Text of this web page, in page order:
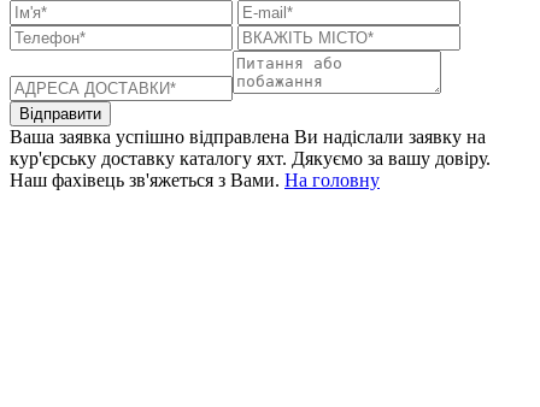
Відправити
Ваша заявка успішно відправлена Ви надіслали заявку на
кур'єрську доставку каталогу яхт. Дякуємо за вашу довіру.
Наш фахівець зв'яжеться з Вами. На головну